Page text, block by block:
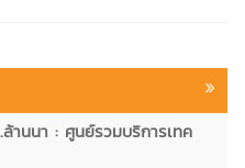
านนา : ศูนย์รวมบริการเทค